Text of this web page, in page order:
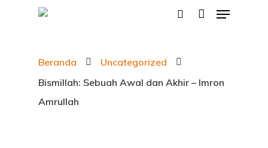
Beranda
Uncategorized
Bismillah: Sebuah Awal dan Akhir – Imron
Amrullah